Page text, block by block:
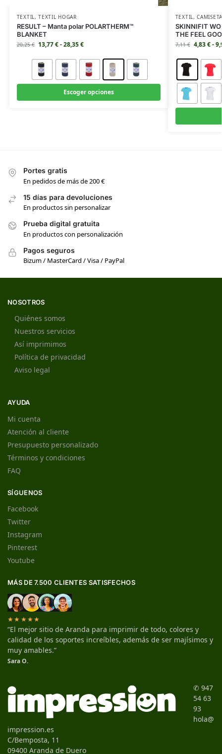
TEXTIL,TEXTIL HOGAR
RESULT – Manta polar POLARTHERM™
BLANKET
20,25€ 13,77€-28,35€
Escoger opciones
TEXTIL,
SKINNIFIT
THE FEEL
7,11€ 4,83€-
Portes gratis
En pedidos de más de 200 €
15 días para devoluciones
En productos sin personalizar
Prueba digital gratuita
En productos con personalización
Pagos seguros
Bizum / MasterCard / Visa / PayPal
NOSOTROS
Quiénes somos
Nuestros servicios
Así imprimimos
Política de privacidad
Aviso legal
AYUDA
Mi cuenta
Atención al cliente
Presupuesto personalizado
Términos y condiciones
FAQ
SÍGUENOS
Facebook
Twitter
Instagram
Pinterest
Youtube
MÁS DE 7.500 CLIENTES SATISFECHOS
★★★★★
“El mejor sitio de Aranda para imprimir de todo, colores y
calidad de los soportes increíbles, además de ser majísimos y
muy amables.”
Sara O.
✆ 947
54 63
93
hola@
impression.es
C/Bemposta, 11
09400 Aranda de Duero